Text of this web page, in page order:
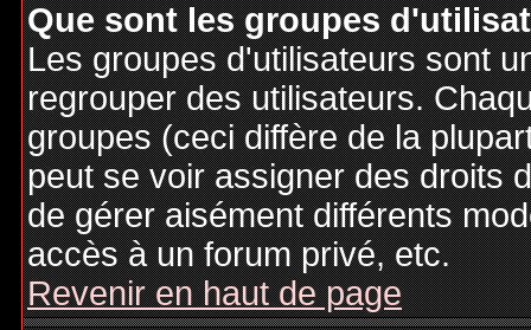
Que sont les groupes
Les groupes d'utilisateurs sont
regrouper des utilisateurs.
groupes (ceci diffère de la
peut se voir assigner des droits
de gérer aisément différents
accès à un forum privé, etc.
Revenir en haut de page